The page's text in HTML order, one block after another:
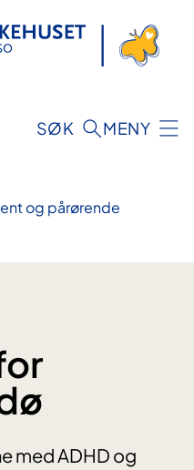
SØK MENY
og pårørende
med ADHD og